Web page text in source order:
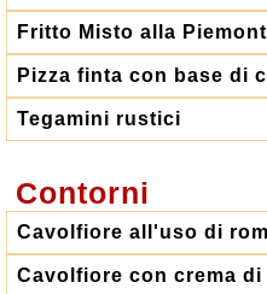
Fritto Misto alla
Pizza finta con base di
Tegamini rustici
Contorni
Cavolfiore all'uso di
Cavolfiore con crema